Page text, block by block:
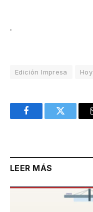
.
Edición Impresa Hoy
FacebookTwitter
LEER MÁS